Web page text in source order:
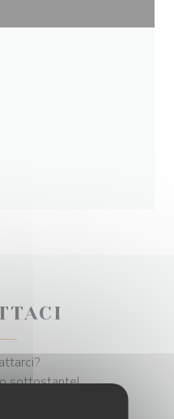
sottostante!